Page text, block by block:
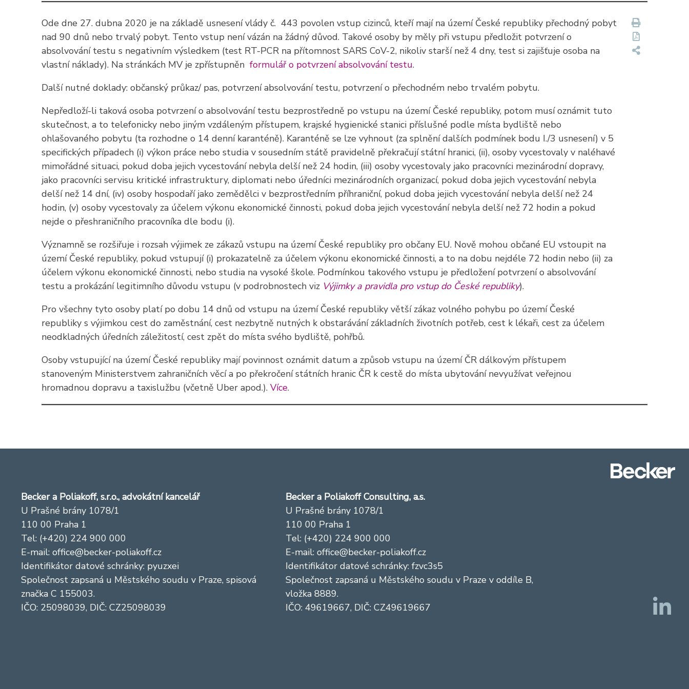
Ode dne 27. dubna 2020 je na základě usnesení vlády č. 443 povolen vstup cizinců, kteří mají na území České republiky přechodný pobyt
nad 90 dnů nebo trvalý pobyt. Tento vstup není vázán na žádný důvod. Takové osoby by měly při vstupu předložit potvrzení o
absolvování testu s negativním výsledkem (test RT-PCR na přítomnost SARS CoV-2, nikoliv starší než 4 dny, test si zajišťuje osoba na
vlastní náklady). Na stránkách MV je zpřístupněn formulář o potvrzení absolvování testu.
Další nutné doklady: občanský průkaz/ pas, potvrzení absolvování testu, potvrzení o přechodném nebo trvalém pobytu.
Nepředloží-li taková osoba potvrzení o absolvování testu bezprostředně po vstupu na území České republiky, potom musí oznámit tuto
skutečnost, a to telefonicky nebo jiným vzdáleným přístupem, krajské hygienické stanici příslušné podle místa bydliště nebo
ohlašovaného pobytu (ta rozhodne o 14 denní karanténě). Karanténě se lze vyhnout (za splnění dalších podmínek bodu I./3 usnesení) v 5
specifických případech (i) výkon práce nebo studia v sousedním státě pravidelně překračují státní hranici, (ii), osoby vycestovaly v naléhavé
mimořádné situaci, pokud doba jejich vycestování nebyla delší než 24 hodin, (iii) osoby vycestovaly jako pracovníci mezinárodní dopravy,
jako pracovníci servisu kritické infrastruktury, diplomati nebo úředníci mezinárodních organizací, pokud doba jejich vycestování nebyla
delší než 14 dní, (iv) osoby hospodaří jako zemědělci v bezprostředním příhraniční, pokud doba jejich vycestování nebyla delší než 24
hodin, (v) osoby vycestovaly za účelem výkonu ekonomické činnosti, pokud doba jejich vycestování nebyla delší než 72 hodin a pokud
nejde o přeshraničního pracovníka dle bodu (i).
Významně se rozšiřuje i rozsah výjimek ze zákazů vstupu na území České republiky pro občany EU. Nově mohou občané EU vstoupit na
území České republiky, pokud vstupují (i) prokazatelně za účelem výkonu ekonomické činnosti, a to na dobu nejdéle 72 hodin nebo (ii) za
účelem výkonu ekonomické činnosti, nebo studia na vysoké škole. Podmínkou takového vstupu je předložení potvrzení o absolvování
testu a prokázání legitimního důvodu vstupu (v podrobnostech viz Výjimky a pravidla pro vstup do České republiky).
Pro všechny tyto osoby platí po dobu 14 dnů od vstupu na území České republiky větší zákaz volného pohybu po území České
republiky s výjimkou cest do zaměstnání, cest nezbytně nutných k obstarávání základních životních potřeb, cest k lékaři, cest za účelem
neodkladných úředních záležitostí, cest zpět do místa svého bydliště, pohřbů.
Osoby vstupující na území České republiky mají povinnost oznámit datum a způsob vstupu na území ČR dálkovým přístupem
stanoveným Ministerstvem zahraničních věcí a po překročení státních hranic ČR k cestě do místa ubytování nevyužívat veřejnou
hromadnou dopravu a taxislužbu (včetně Uber apod.). Více.
Becker a Poliakoff, s.r.o., advokátní kancelář
U Prašné brány 1078/1
110 00 Praha 1
Tel: (+420) 224 900 000
E-mail:office@becker-poliakoff.cz
Identifikátor datové schránky: pyuzxei
Společnost zapsaná u Městského soudu v Praze, spisová
značka C 155003.
IČO: 25098039, DIČ: CZ25098039
Becker a Poliakoff Consulting, a.s.
U Prašné brány 1078/1
110 00 Praha 1
Tel: (+420) 224 900 000
E-mail:office@becker-poliakoff.cz
Identifikátor datové schránky: fzvc3s5
Společnost zapsaná u Městského soudu v Praze v oddíle B,
vložka 8889.
IČO: 49619667, DIČ: CZ49619667